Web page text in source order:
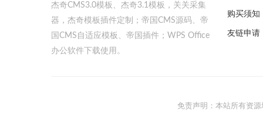
杰奇CMS3.0模板、杰奇3.1模板，关关采集
器，杰奇模板插件定制；帝国CMS源码、帝
国CMS自适应模板、帝国插件；WPS Office
办公软件下载使用。
购买须知
友链申请
免责声明：本站所有资